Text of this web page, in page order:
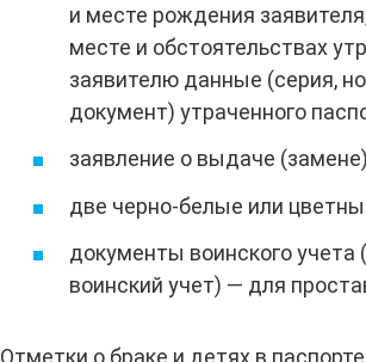
и месте рождения
месте и обстоятельствах
заявителю данные (серия,
документ) утраченного
заявление о выдаче
две черно-белые или
документы воинского учета
воинский учет) — для
Отметки о браке и детях в